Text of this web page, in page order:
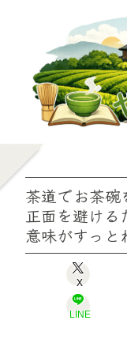
茶道でお茶碗
正面を避ける
意味がすっと
X
LINE